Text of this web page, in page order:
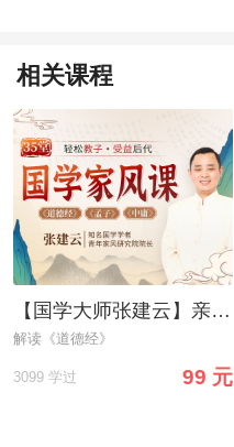
相关课程
【国学大师张建云】亲授：35堂国学家风课，轻松教子
解读《道德经》
3099 学过 99 元